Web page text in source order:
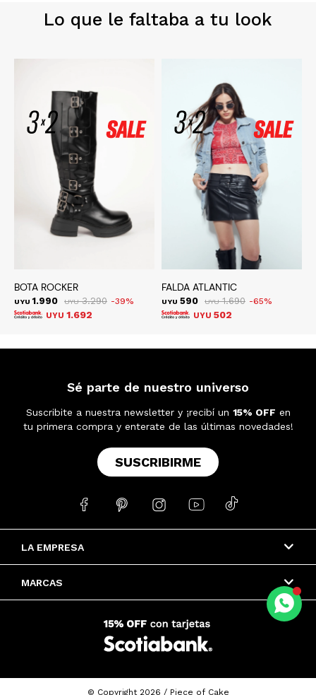
Lo que le faltaba a tu look
BOTA ROCKER
UYU 1.990 UYU 3.290 39
UYU 1.692
FALDA ATLANTIC
UYU 590 UYU 1.690 65
UYU 502
LA EMPRESA
MARCAS
Sé parte de nuestro universo
Suscribite a nuestra newsletter y ¡recibí un 15% OFF en
tu primera compra y enterate de las últimas novedades!
SUSCRIBIRME
    
© Copyright 2026 / Piece of Cake